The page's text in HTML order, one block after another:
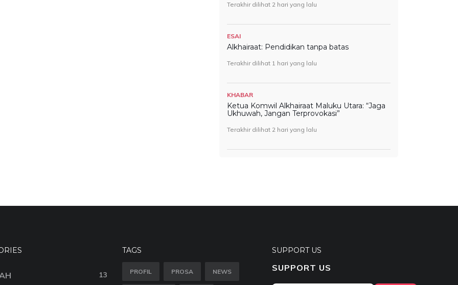
Terakhir dilihat 2 hari yang lalu
ESAI
Alkhairaat: Pendidikan tanpa batas
Terakhir dilihat 1 hari yang lalu
KHABAR
Ketua Komwil Alkhairaat Maluku Utara: “Jaga
Ukhuwah, Jangan Terprovokasi”
Terakhir dilihat 2 hari yang lalu
13
TAGS
PROFIL PROSA NEWS
SUPPORT US
SUPPORT US